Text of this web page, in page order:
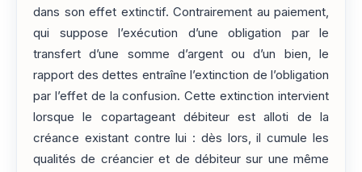
dans son effet extinctif. Contrairement au paiement,
qui suppose l’exécution d’une obligation par le
transfert d’une somme d’argent ou d’un bien, le
rapport des dettes entraîne l’extinction de l’obligation
par l’effet de la confusion. Cette extinction intervient
lorsque le copartageant débiteur est alloti de la
créance existant contre lui : dès lors, il cumule les
qualités de créancier et de débiteur sur une même